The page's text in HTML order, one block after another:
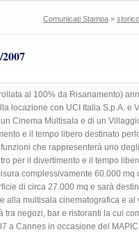
Comunicati Stampa » storico
al 100% da Risanamento)
locazione con UCI Italia S.p.A. e
Cinema Multisala e di un
e il tempo libero destinato
che rappresenterà uno
per il divertimento e il tempo
complessivamente 60.000 mq
di circa 27.000 mq e sarà
alla multisala cinematografica e al
tra negozi, bar e ristoranti la cui
a Cannes in occasione del